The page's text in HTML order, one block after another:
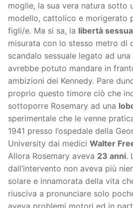
moglie, la sua vera natura sotto
modello, cattolico e morigerato
figli/e. Ma si sa, la libertà
misurata con lo stesso metro di
scandalo sessuale legato ad
avrebbe potuto mandare in
ambizioni dei Kennedy. Pare
proprio questo timore ciò che
sottoporre Rosemary ad una
sperimentale che le venne
1941 presso l’ospedale della
University dai medici Walter
Allora Rosemary aveva 23 anni.
dall’intervento non aveva più
solare e innamorata della vita
riusciva a pronunciare solo